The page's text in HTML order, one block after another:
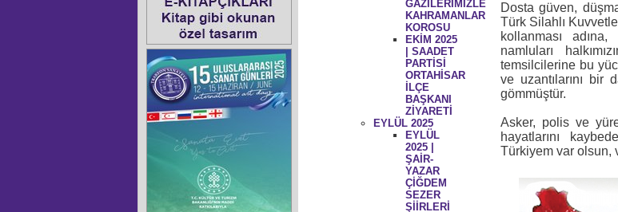
Dosta güven,
Türk Silahlı
kollanması
namluları
temsilcilerine bu
ve uzantılarını bir
gömmüştür.
Asker, polis ve
hayatlarını
Türkiyem var
GAZİLERİMİZLE
KAHRAMANLAR
KOROSU
EKİM 2025
| SAADET
PARTİSİ
ORTAHİSAR
İLÇE
BAŞKANI
ZİYARETİ
EYLÜL 2025
EYLÜL
2025 |
ŞAİR-
YAZAR
ÇİĞDEM
SEZER
ŞİİRLERİ